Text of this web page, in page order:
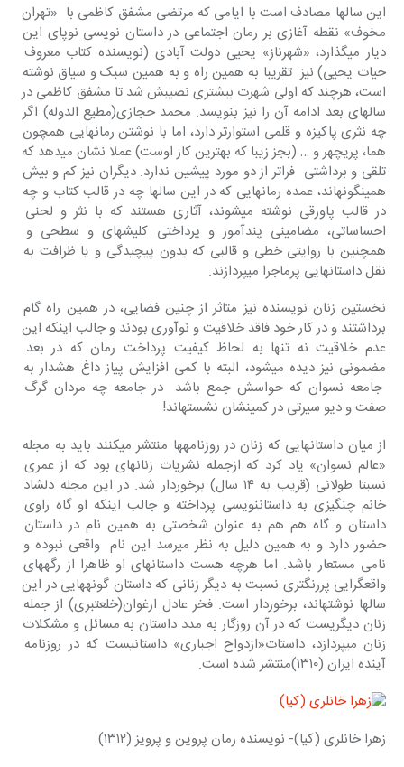
این سالها مصادف است با ایامی که مرتضی مشفق کاظمی با  «تهران
مخوف» نقطه آغازی بر رمان اجتماعی در داستان نویسی نوپای این
دیار می‎گذارد، «شهرناز» یحیی دولت آبادی (نویسنده کتاب معروف
حیات یحیی) نیز  تقریبا به همین راه و به همین سبک و سیاق نوشته
است، هرچند که اولی شهرت بیشتری نصیبش شد تا مشفق کاظمی در
سالهای بعد ادامه آن را نیز بنویسد. محمد حجازی(مطیع الدوله) اگر
چه نثری پاکیزه و قلمی استوارتر دارد، اما با نوشتن رمانهایی همچون
هما، پریچهر و … (بجز زیبا که بهترین کار اوست) عملا نشان می‎دهد که
تلقی و برداشتی  فراتر از دو مورد پیشین ندارد. دیگران نیز کم و بیش
همین‎گونه‎اند، عمده رمان‎هایی که در این سالها چه در قالب کتاب و چه
در قالب پاورقی نوشته می‎شوند، آثاری هستند که با نثر و لحنی
احساساتی، مضامینی پندآموز و پرداختی کلیشه‎ای و سطحی و
همچنین با روایتی خطی و قالبی که بدون پیچیدگی و یا ظرافت به
نقل داستانهایی پرماجرا می‎پردازند.
نخستین زنان نویسنده نیز متاثر از چنین فضایی، در همین راه گام
برداشتند و در کار خود فاقد خلاقیت و نوآوری بودند و جالب اینکه این
عدم خلاقیت نه تنها به لحاظ کیفیت پرداخت رمان که در بعد
مضمونی نیز دیده می‎شود، البته با کمی افزایش پیاز داغ هشدار به
جامعه نسوان که حواسش جمع باشد  در جامعه چه مردان گرگ
صفت و دیو سیرتی در کمین‎شان نشسته‎اند!
از میان داستانهایی که زنان در روزنامه‎ها منتشر می‎کنند باید به مجله
«عالم نسوان» یاد کرد که ازجمله نشریات زنانه‎ای بود که از عمری
نسبتا طولانی (قریب به ۱۴ سال) برخوردار شد. در این مجله دلشاد
خانم چنگیزی به داستان‎نویسی پرداخته و جالب اینکه او گاه راوی
داستان و گاه هم هم به عنوان شخصتی به همین نام در داستان
حضور دارد و به همین دلیل به نظر می‎رسد این نام  واقعی نبوده و
نامی مستعار باشد. اما هرچه هست داستانهای او ظاهرا از رگه‎های
واقعگرایی پررنگ‎تری نسبت به دیگر زنانی که داستان گونه‎هایی در این
سالها نوشته‎اند، برخوردار است. فخر عادل ارغوان(خلعتبری) از جمله
زنان دیگری‎ست که در آن روزگار به مدد داستان به مسائل و مشکلات
زنان می‎پردازد، داستات«ازدواح اجباری» داستانی‎ست که در روزنامه
آینده ایران (۱۳۱۰)منتشر شده است.
زهرا خانلری (کیا)- نویسنده رمان پروین و پرویز (۱۳۱۲)